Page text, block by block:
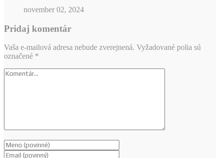
november 02, 2024
Pridaj komentár
Vaša e-mailová adresa nebude zverejnená. Vyžadované polia sú
označené *